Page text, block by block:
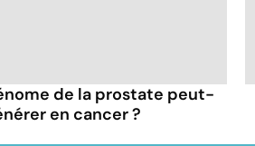
de la prostate peut-
en cancer ?